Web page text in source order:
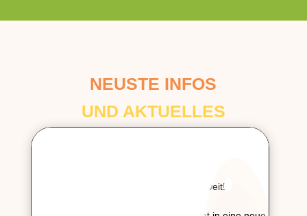
NEUSTE INFOS
UND AKTUELLES
ONLINEKURS MAGENGESUNDHEIT
Im September ist es wieder soweit!